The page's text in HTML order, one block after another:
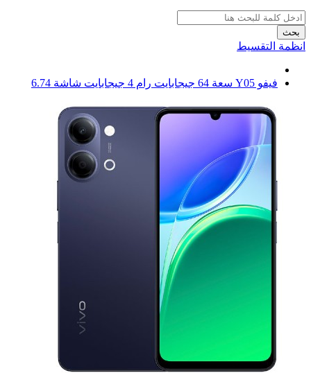
بحث
انظمة التقسيط
فيفو Y05 سعة 64 جيجابايت رام 4 جيجابايت شاشة 6.74